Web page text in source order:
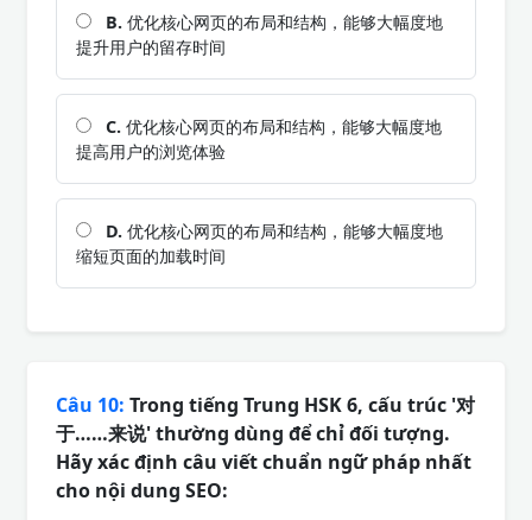
B. 优化核心网页的布局和结构，能够大幅度地
提升用户的留存时间
C. 优化核心网页的布局和结构，能够大幅度地
提高用户的浏览体验
D. 优化核心网页的布局和结构，能够大幅度地
缩短页面的加载时间
Câu 10: Trong tiếng Trung HSK 6, cấu trúc '对
于……来说' thường dùng để chỉ đối tượng.
Hãy xác định câu viết chuẩn ngữ pháp nhất
cho nội dung SEO: